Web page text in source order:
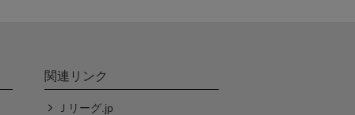
関連リンク
Ｊリーグ.jp